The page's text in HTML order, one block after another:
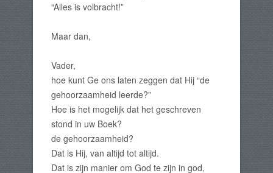
“Alles is volbracht!”
Maar dan,
Vader,
hoe kunt Ge ons laten zeggen dat Hij “de
gehoorzaamheid leerde?”
Hoe is het mogelijk dat het geschreven
stond in uw Boek?
de gehoorzaamheid?
Dat is Hij, van altijd tot altijd.
Dat is zijn manier om God te zijn in god,